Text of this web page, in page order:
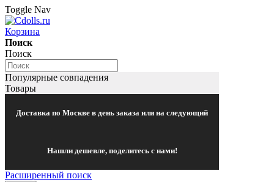
Toggle Nav
Корзина
Поиск
Поиск
Популярные совпадения
Товары
Доставка по Москве в день заказа или на следующий
Нашли дешевле, поделитесь с нами!
Расширенный поиск